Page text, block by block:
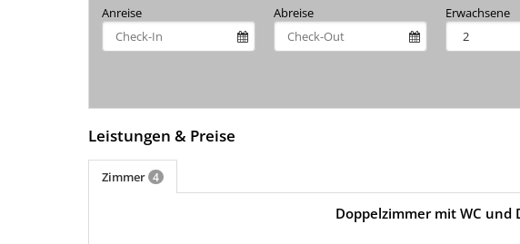
Anreise Abreise Erwachsene
Leistungen & Preise
Zimmer 4
Doppelzimmer mit WC und